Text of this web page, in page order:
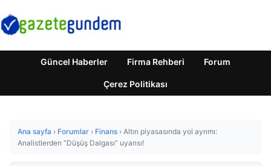
Güncel Haberler Firma Rehberi Forum
Çerez Politikası
Ana sayfa › Forumlar › Finans › Altın piyasasında yol ayrımı:
Analistlerden “Düşüş Dalgası” uyarısı!